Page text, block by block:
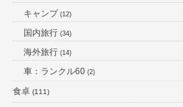
キャンプ (12)
国内旅行(34)
海外旅行(14)
車：ランクル60(2)
食卓(111)